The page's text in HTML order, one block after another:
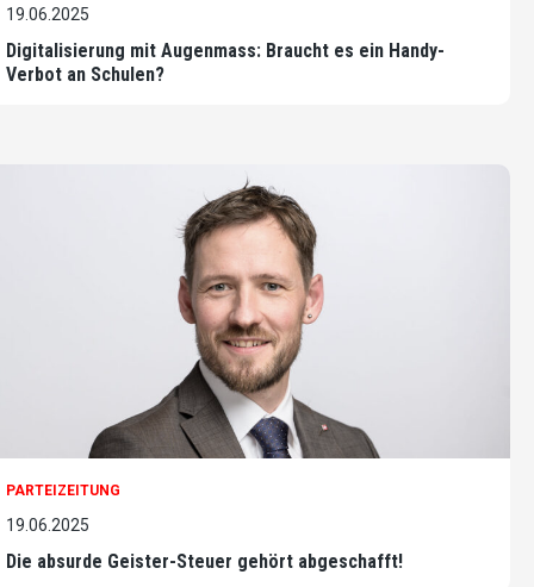
19.06.2025
Digitalisierung mit Augenmass: Braucht es ein Handy-
Verbot an Schulen?
PARTEIZEITUNG
19.06.2025
Die absurde Geister-Steuer gehört abgeschafft!